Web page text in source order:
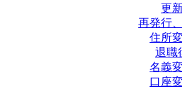
更
再発行
住所
退職
名義
口座